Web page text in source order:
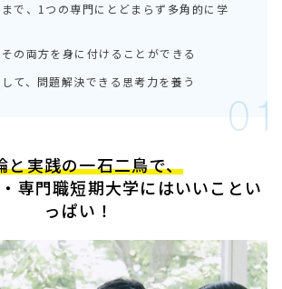
で、1つの専門にとどまらず多角的に学
の両方を身に付けることができる
て、問題解決できる思考力を養う
と実践の一石二鳥で、
専門職短期大学にはいいことい
っぱい！